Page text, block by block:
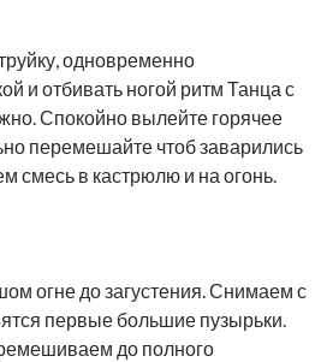
одновременно
и отбивать ногой ритм Танца с
Спокойно вылейте горячее
перемешайте чтоб заварились
смесь в кастрюлю и на огонь.
огне до загустения. Снимаем с
первые большие пузырьки.
до полного